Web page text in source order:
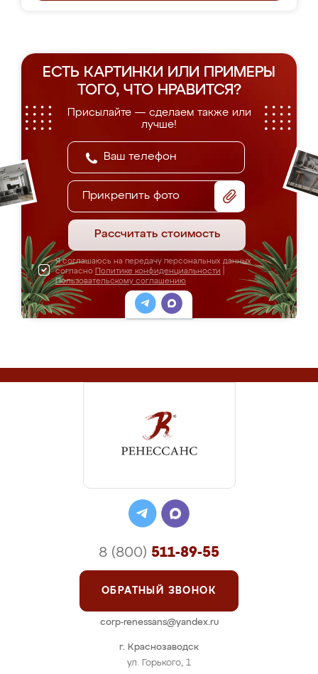
ЕСТЬ КАРТИНКИ ИЛИ ПРИМЕРЫ
ТОГО, ЧТО НРАВИТСЯ?
Присылайте — сделаем также или
лучше!
Прикрепить фото
Рассчитать стоимость
Я соглашаюсь на передачу персональных данных
согласно Политике конфиденциальности
Пользовательскому соглашению
г. Краснозаводск
ул. Горького, 1
8 (800) 511-89-55
ОБРАТНЫЙ ЗВОНОК
corp-renessans@yandex.ru